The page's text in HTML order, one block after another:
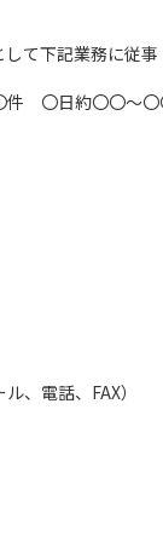
て下記業務に従事
件 〇日約〇〇～
、電話、FAX）